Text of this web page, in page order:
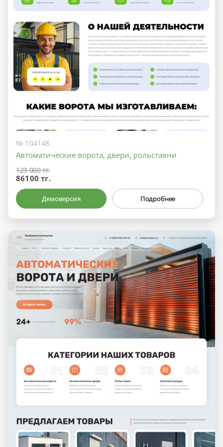
№ 104148
Автоматические ворота, двери, рольставни
123 000 тг.
86100 тг.
Демоверсия Подробнее